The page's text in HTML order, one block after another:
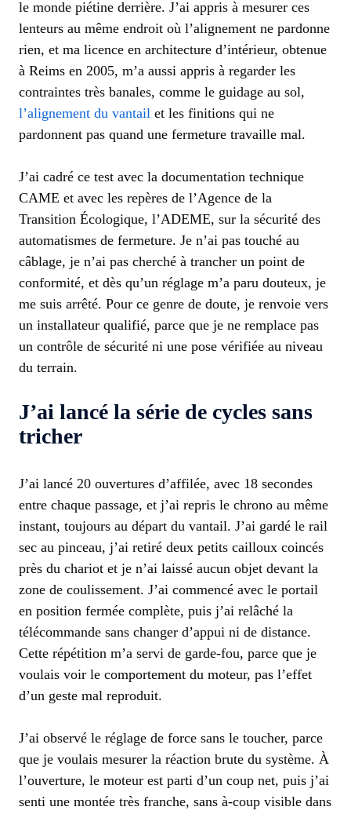
le monde piétine derrière. J’ai appris à mesurer ces
lenteurs au même endroit où l’alignement ne pardonne
rien, et ma licence en architecture d’intérieur, obtenue
à Reims en 2005, m’a aussi appris à regarder les
contraintes très banales, comme le guidage au sol,
l’alignement du vantail et les finitions qui ne
pardonnent pas quand une fermeture travaille mal.
J’ai cadré ce test avec la documentation technique
CAME et avec les repères de l’Agence de la
Transition Écologique, l’ADEME, sur la sécurité des
automatismes de fermeture. Je n’ai pas touché au
câblage, je n’ai pas cherché à trancher un point de
conformité, et dès qu’un réglage m’a paru douteux, je
me suis arrêté. Pour ce genre de doute, je renvoie vers
un installateur qualifié, parce que je ne remplace pas
un contrôle de sécurité ni une pose vérifiée au niveau
du terrain.
J’ai lancé la série de cycles sans
tricher
J’ai lancé 20 ouvertures d’affilée, avec 18 secondes
entre chaque passage, et j’ai repris le chrono au même
instant, toujours au départ du vantail. J’ai gardé le rail
sec au pinceau, j’ai retiré deux petits cailloux coincés
près du chariot et je n’ai laissé aucun objet devant la
zone de coulissement. J’ai commencé avec le portail
en position fermée complète, puis j’ai relâché la
télécommande sans changer d’appui ni de distance.
Cette répétition m’a servi de garde-fou, parce que je
voulais voir le comportement du moteur, pas l’effet
d’un geste mal reproduit.
J’ai observé le réglage de force sans le toucher, parce
que je voulais mesurer la réaction brute du système. À
l’ouverture, le moteur est parti d’un coup net, puis j’ai
senti une montée très franche, sans à-coup visible dans